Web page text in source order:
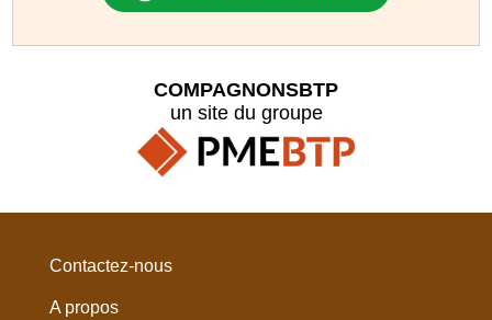
COMPAGNONSBTP
un site du groupe
Contactez-nous
A propos